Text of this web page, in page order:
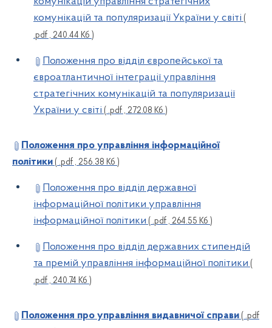
комунікацій та популяризації України у світі (
.pdf , 240.44 Кб )
Положення про відділ європейської та
євроатлантичної інтеграції управління
стратегічних комунікацій та популяризації
України у світі ( .pdf , 272.08 Кб )
Положення про управління інформаційної
політики ( .pdf , 256.38 Кб )
Положення про відділ державної
інформаційної політики управління
інформаційної політики ( .pdf , 264.55 Кб )
Положення про відділ державних стипендій
та премій управління інформаційної політики (
.pdf , 240.74 Кб )
Положення про управління видавничої справи ( .pdf